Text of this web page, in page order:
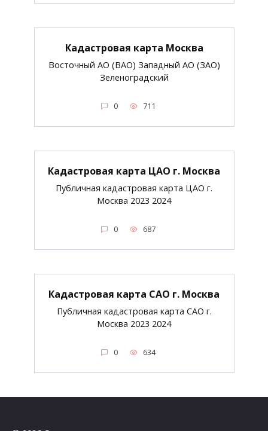
Кадастровая карта Москва
Восточный АО (ВАО) Западный АО (ЗАО)
Зеленоградский
0 711
Кадастровая карта ЦАО г. Москва
Публичная кадастровая карта ЦАО г.
Москва 2023 2024
0 687
Кадастровая карта САО г. Москва
Публичная кадастровая карта САО г.
Москва 2023 2024
0 634